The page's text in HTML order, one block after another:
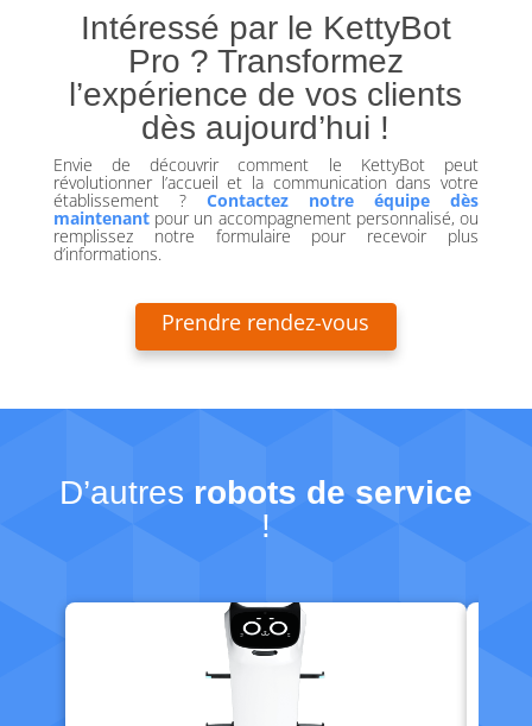
Intéressé par le KettyBot
Pro ? Transformez
l’expérience de vos clients
dès aujourd’hui !
Envie de découvrir comment le KettyBot peut
révolutionner l’accueil et la communication dans votre
établissement ? Contactez notre équipe dès
maintenantpour un accompagnement personnalisé, ou
remplissez notre formulaire pour recevoir plus
d’informations.
Prendre rendez-vous
D’autres robots de service
!